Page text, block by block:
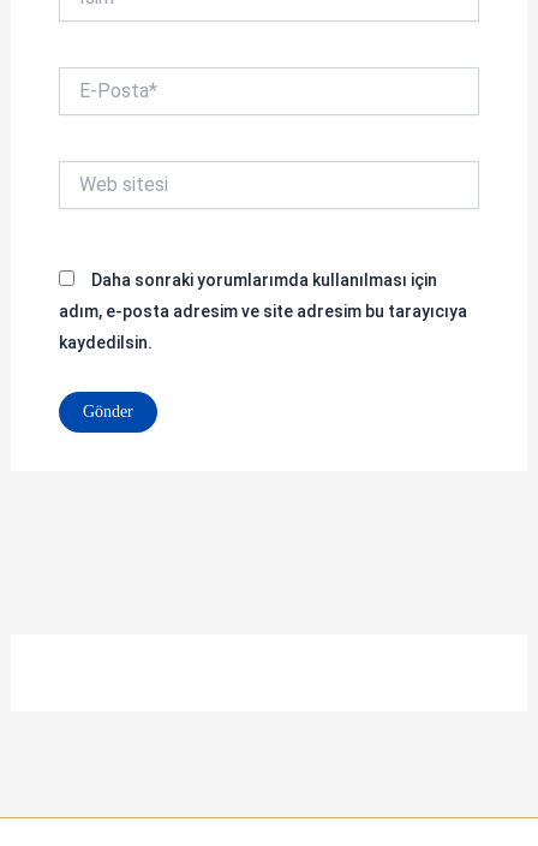
Posta*
sitesi
Daha sonraki yorumlarımda kullanılması için
adım, e-posta adresim ve site adresim bu tarayıcıya
kaydedilsin.